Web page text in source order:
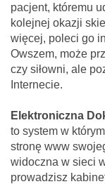
pacjent, któremu
kolejnej okazji
więcej, poleci go
Owszem, może
czy siłowni, ale
Internecie.
Elektroniczna
to system w
stronę www
widoczna w sieci
prowadzisz